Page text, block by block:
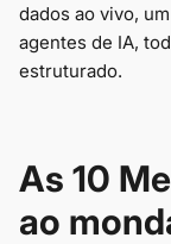
dados ao vivo,
agentes de IA,
estruturado.
As 10
ao